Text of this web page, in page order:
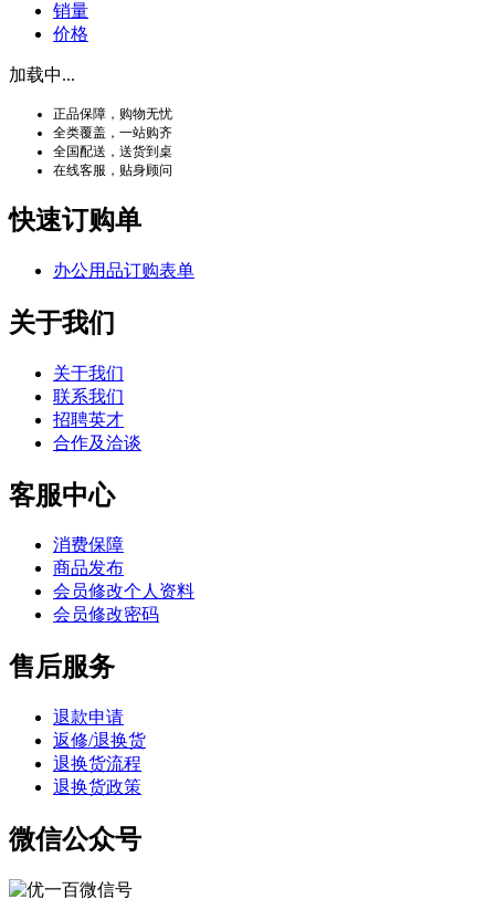
销量
价格
加载中...
正品保障，购物无忧
全类覆盖，一站购齐
全国配送，送货到桌
在线客服，贴身顾问
快速订购单
办公用品订购表单
关于我们
关于我们
联系我们
招聘英才
合作及洽谈
客服中心
消费保障
商品发布
会员修改个人资料
会员修改密码
售后服务
退款申请
返修/退换货
退换货流程
退换货政策
微信公众号